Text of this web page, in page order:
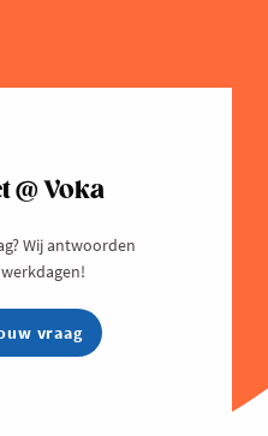
@ Voka
Wij antwoorden
vraag